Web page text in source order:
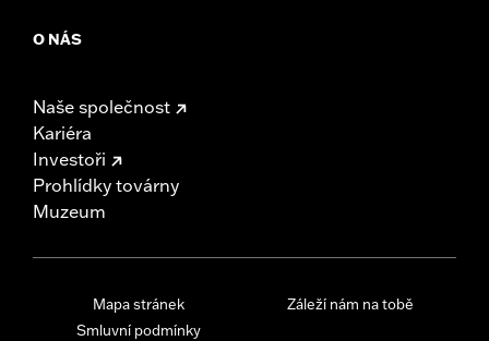
O NÁS
Naše společnost
Kariéra
Investoři
Prohlídky továrny
Muzeum
Mapa stránek
Smluvní podmínky
Záleží nám na tobě